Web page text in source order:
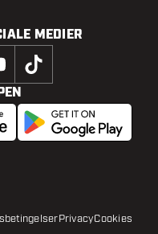
MEDIER
PrivacyCookies